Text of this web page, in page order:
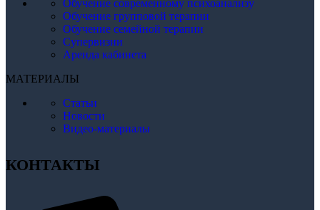
Обучение современному психоанализу
Обучение групповой терапии
Обучение семейной терапии
Супервизии
Аренда кабинета
МАТЕРИАЛЫ
Статьи
Новости
Видео-материалы
КОНТАКТЫ